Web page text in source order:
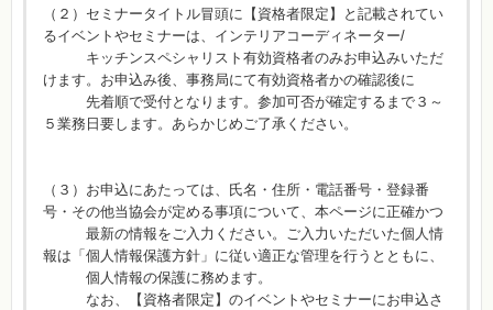
（２）セミナータイトル冒頭に【資格者限定】と記載されてい
るイベントやセミナーは、インテリアコーディネーター/
キッチンスペシャリスト有効資格者のみお申込みいただ
けます。お申込み後、事務局にて有効資格者かの確認後に
先着順で受付となります。参加可否が確定するまで３～
５業務日要します。あらかじめご了承ください。
（３）お申込にあたっては、氏名・住所・電話番号・登録番
号・その他当協会が定める事項について、本ページに正確かつ
最新の情報をご入力ください。ご入力いただいた個人情
報は「個人情報保護方針」に従い適正な管理を行うとともに、
個人情報の保護に務めます。
なお、【資格者限定】のイベントやセミナーにお申込さ